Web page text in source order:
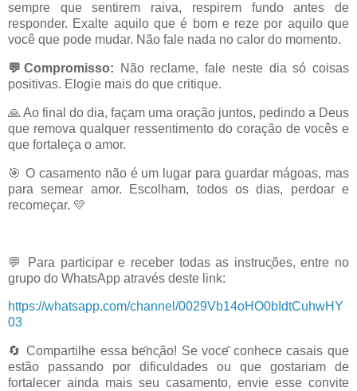
sempre que sentirem raiva, respirem fundo antes de
responder. Exalte aquilo que é bom e reze por aquilo que
você que pode mudar. Não fale nada no calor do momento.
💬Compromisso: Não reclame, fale neste dia só coisas
positivas. Elogie mais do que critique.
🙏 Ao final do dia, façam uma oração juntos, pedindo a Deus
que remova qualquer ressentimento do coração de vocês e
que fortaleça o amor.
🎯 O casamento não é um lugar para guardar mágoas, mas
para semear amor. Escolham, todos os dias, perdoar e
recomeçar. 💛
💬 Para participar e receber todas as instrucões, entre no
grupo do WhatsApp através deste link:
https://whatsapp.com/channel/0029Vb14oHO0bIdtCuhwHY
03
🔄 Compartilhe essa bencão! Se voceconhece casais que
estão passando por dificuldades ou que gostariam de
fortalecer ainda mais seu casamento, envie esse convite